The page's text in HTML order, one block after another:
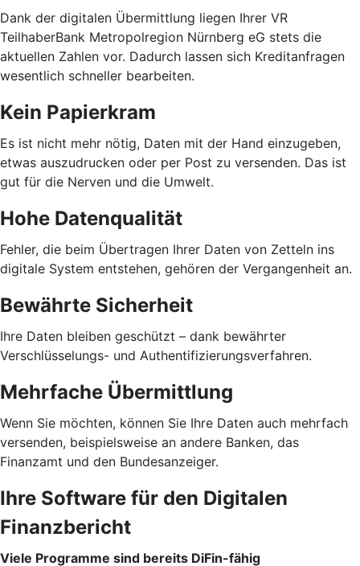
Dank der digitalen Übermittlung liegen Ihrer VR
TeilhaberBank Metropolregion Nürnberg eG stets die
aktuellen Zahlen vor. Dadurch lassen sich Kreditanfragen
wesentlich schneller bearbeiten.
Kein Papierkram
Es ist nicht mehr nötig, Daten mit der Hand einzugeben,
etwas auszudrucken oder per Post zu versenden. Das ist
gut für die Nerven und die Umwelt.
Hohe Datenqualität
Fehler, die beim Übertragen Ihrer Daten von Zetteln ins
digitale System entstehen, gehören der Vergangenheit an.
Bewährte Sicherheit
Ihre Daten bleiben geschützt – dank bewährter
Verschlüsselungs- und Authentifizierungsverfahren.
Mehrfache Übermittlung
Wenn Sie möchten, können Sie Ihre Daten auch mehrfach
versenden, beispielsweise an andere Banken, das
Finanzamt und den Bundesanzeiger.
Ihre Software für den Digitalen
Finanzbericht
Viele Programme sind bereits DiFin-fähig